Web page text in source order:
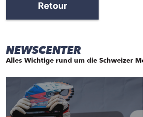
Retour
NEWSCENTER
Alles Wichtige rund um die Schweizer